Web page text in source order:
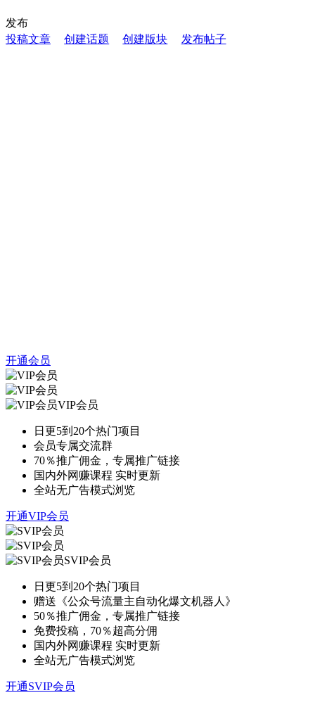
发布
投稿文章
创建话题 创建版块 发布帖子
开通会员
VIP会员
日更5到20个热门项目
会员专属交流群
70％推广佣金，专属推广链接
国内外网赚课程 实时更新
全站无广告模式浏览
开通VIP会员
SVIP会员
日更5到20个热门项目
赠送《公众号流量主自动化爆文机器人》
50％推广佣金，专属推广链接
免费投稿，70％超高分佣
国内外网赚课程 实时更新
全站无广告模式浏览
开通SVIP会员